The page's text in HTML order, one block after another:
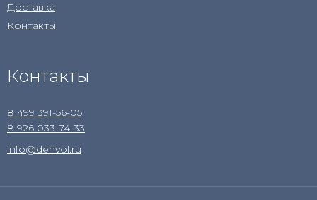
Доставка
Контакты
Контакты
8 499 391-56-05
8 926 033-74-33
info@denvol.ru